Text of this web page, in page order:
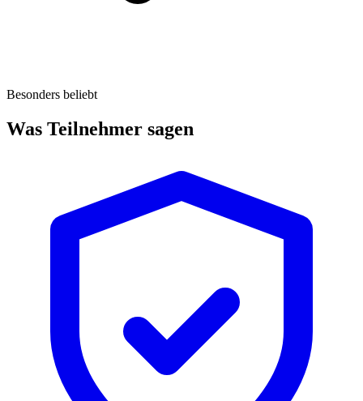
Besonders beliebt
Was Teilnehmer sagen